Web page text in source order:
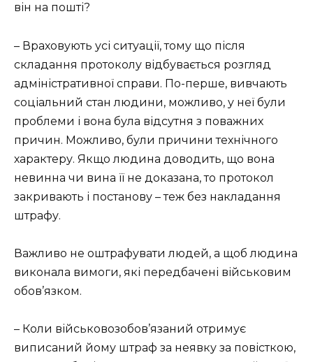
він на пошті?
– Враховують усі ситуації, тому що після
складання протоколу відбувається розгляд
адміністративної справи. По-перше, вивчають
соціальний стан людини, можливо, у неї були
проблеми і вона була відсутня з поважних
причин. Можливо, були причини технічного
характеру. Якщо людина доводить, що вона
невинна чи вина її не доказана, то протокол
закривають і постанову – теж без накладання
штрафу.
Важливо не оштрафувати людей, а щоб людина
виконала вимоги, які передбачені військовим
обов’язком.
– Коли військовозобов’язаний отримує
виписаний йому штраф за неявку за повісткою,